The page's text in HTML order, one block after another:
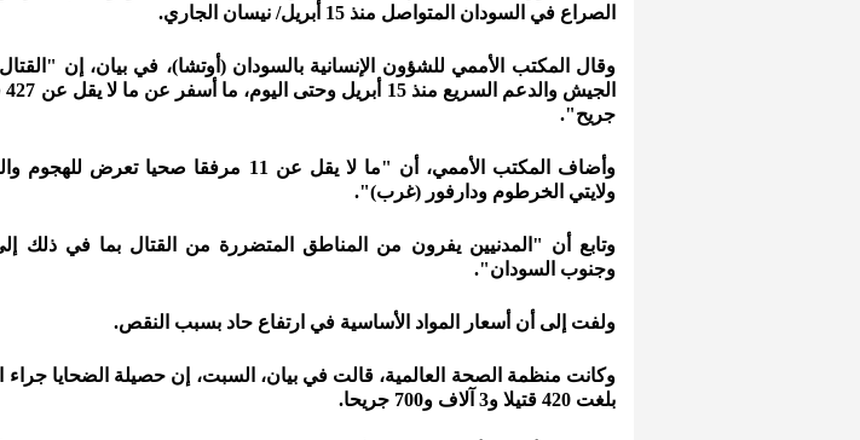
الصراع في السودان المتواصل منذ 15 أبريل/ نيسان الجاري.
وقال المكتب الأممي للشؤون الإنسانية بالسودان (أوتشا)، في بيان، إن
جريح".
وأضاف المكتب الأممي، أن "ما لا يقل عن 11 مرفقا
ولايتي الخرطوم ودارفور (غرب)".
وتابع أن "المدنيين يفرون من المناطق المتضررة من القتال بما في ذلك
وجنوب السودان".
ولفت إلى أن أسعار المواد الأساسية في ارتفاع حاد بسبب النقص.
وكانت منظمة الصحة العالمية، قالت في بيان، السبت، إن حصيلة الضحايا
بلغت 420 قتيلا و3 آلاف و700 جريحا.